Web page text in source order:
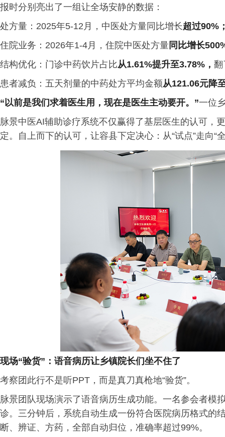
报时分别亮出了一组让全场安静的数据：
处方量：2025年5-12月，中医处方量同比增长超过90%
住院业务：2026年1-4月，住院中医处方量 同比增长
结构优化：门诊中药饮片占比从1.61%提升至3.78%， 翻
患者减负：五天剂量的中药处方平均金额从121.06元降
“以前是我们求着医生用，现在是医生主动要开。”一位
脉景中医AI辅助诊疗系统不仅赢得了基层医生的认可，
定。自上而下的认可，让容县下定决心：从“试点”走向“
现场“验货”：语音病历让乡镇院长们坐不住了
考察团此行不是听PPT，而是真刀真枪地“验货”。
脉景团队现场演示了语音病历生成功能。一名参会者模
诊。三分钟后，系统自动生成一份符合医院病历格式
断、辨证、方药，全部自动归位，准确率超过99%。